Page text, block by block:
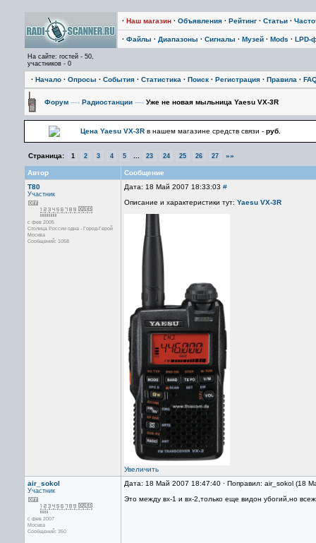
· Наш магазин · Объявления · Рейтинг · Статьи ·
· Файлы · Диапазоны · Сигналы · Музей · Mods · LPD-
На сайте: гостей - 50,
участников - 0
· Начало · Опросы · События · Статистика · Поиск · Регистрация · Правила ·
Форум —› Радиостанции —› Уже не новая мыльница Yaesu VX-3R
Цена Yaesu VX-3R в нашем магазине средств связи - руб.
Страница: 1 2 3 4 5 23 24 25 26 27 »»
Автор
Сообщение
Т80
Участник
с фев 2005
Столица России одна - Город-Герой
Москва
Сообщений: 1058
Дата: 18 Май 2007 18:33:03 #
Описание и характеристики тут: Yaesu VX-3R
Увеличить
air_sokol
Участник
с фев 2007
Москва
Сообщений: 350
Дата: 18 Май 2007 18:47:40 · Поправил: air_sokol (18
Это между вх-1 и вх-2,только еще видон убогий,но